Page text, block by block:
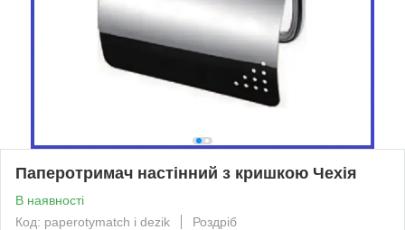
Паперотримач настінний з кришкою Чехія
В наявності
Код: paperotymatch i dezik
Роздріб